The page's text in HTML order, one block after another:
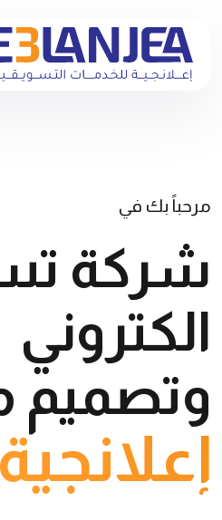
مرحباً بك في
شركة
الكتروني
وتصميم
إعلانجية